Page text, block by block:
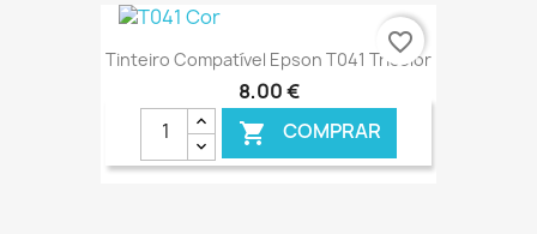
Tinteiro Compatível Epson T041 Tricolor
8,00 €
 COMPRAR
favorite_border